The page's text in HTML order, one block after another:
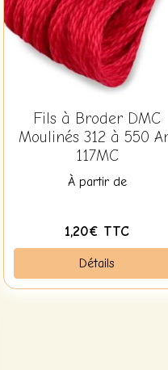
Fils à Broder DMC
Moulinés 312 à 550
117MC
À partir de
1,20€ TTC
Détails